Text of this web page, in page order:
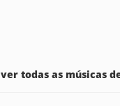
ver todas as músicas